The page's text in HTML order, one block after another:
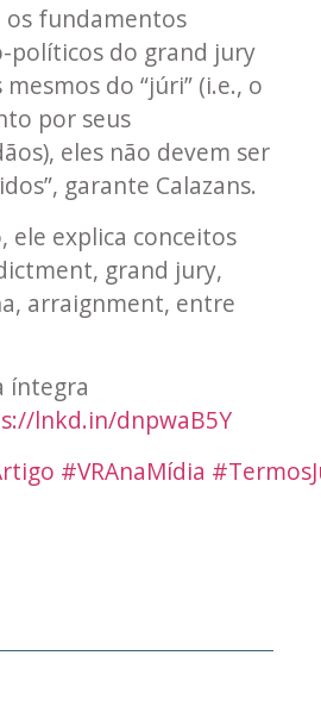
os fundamentos
políticos do grand jury
do “júri” (i.e., o
por seus
eles não devem ser
garante Calazans.
ele explica conceitos
grand jury,
arraignment, entre
íntegra
lnkd.in/dnpwaB5Y
#VRAnaMídia